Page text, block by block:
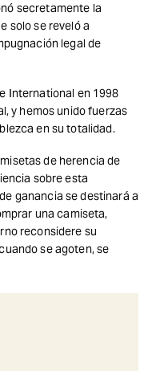
secretamente la
solo se reveló a
legal de
International en 1998
y hemos unido fuerzas
en su totalidad.
de herencia de
sobre esta
ganancia se destinará a
una camiseta,
reconsidere su
se agoten, se